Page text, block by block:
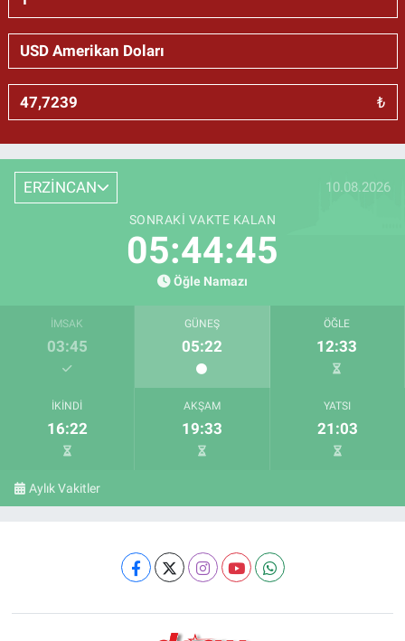
₺
ERZİNCAN 10.08.2026
SONRAKI VAKTE KALAN
05:44:44
Öğle Namazı
İMSAK
03:45
GÜNEŞ
05:22
ÖĞLE
12:33
İKINDI
16:22
AKŞAM
19:33
YATSI
21:03
Aylık Vakitler